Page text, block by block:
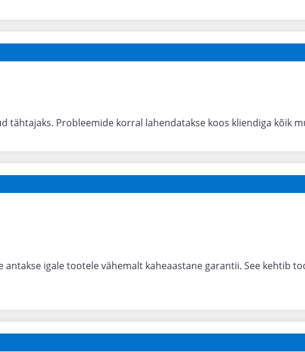
tähtajaks. Probleemide korral lahendatakse koos kliendiga kõik
antakse igale tootele vähemalt kaheaastane garantii. See kehtib